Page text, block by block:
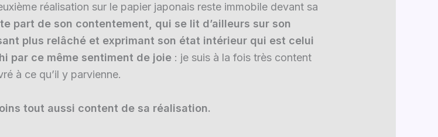
réalisation sur le papier japonais reste immobile devant sa
part de son contentement, qui se lit d’ailleurs sur son
plus relâché et exprimant son état intérieur qui est celui
par ce même sentiment de joie : je suis à la fois très content
à ce qu’il y parvienne.
tout aussi content de sa réalisation.